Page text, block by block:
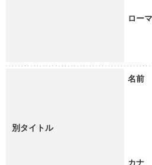
ロー
別タイトル
名前
カナ